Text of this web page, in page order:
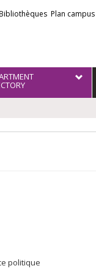
Plan campus
politique